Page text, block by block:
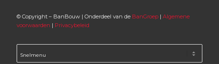
© Copyright – BanBouw | Onderdeel van de BanGroep| Algemene
voorwaarden | Privacybeleid